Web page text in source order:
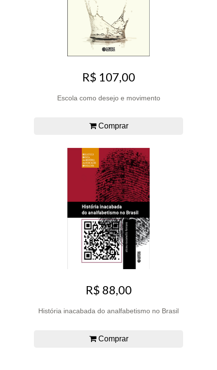
R$ 107,00
Escola como desejo e movimento
Comprar
R$ 88,00
História inacabada do analfabetismo no Brasil
Comprar